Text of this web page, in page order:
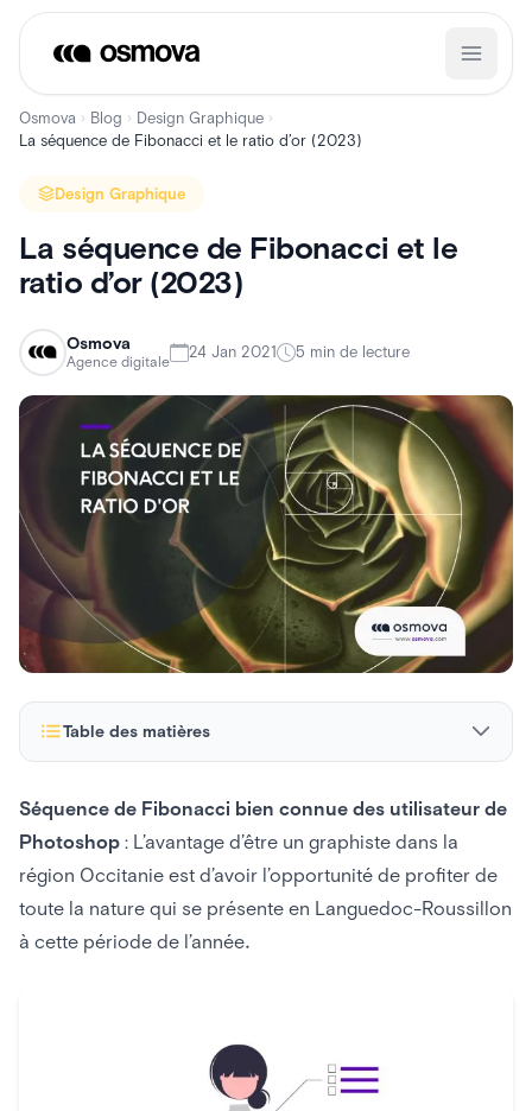
Aller
contenu
Osmova › Blog › Design Graphique ›
La séquence de Fibonacci et le ratio d’or (2023)
Design Graphique
La séquence de Fibonacci et le
ratio d’or (2023)
Osmova
Agence digitale
24 Jan 2021 5 min de lecture
Table des matières
Le motif de Fibonacci
Quel est le nombre d’or ?
Utiliser ou ne pas utiliser
La spirale de Fibonacci
Séquence de Fibonacci bien connue des utilisateur de
Photoshop : L’avantage d’être un graphiste dans la
région Occitanie est d’avoir l’opportunité de profiter de
toute la nature qui se présente en Languedoc-Roussillon
à cette période de l’année.